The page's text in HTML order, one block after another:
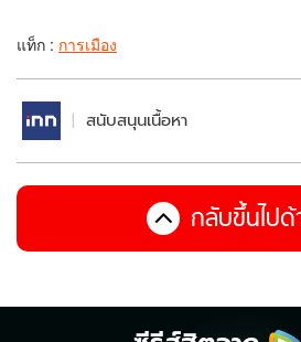
แท็ก : การเมือง
สนับสนุนเนื้อหา
กลับขึ้นไปด้